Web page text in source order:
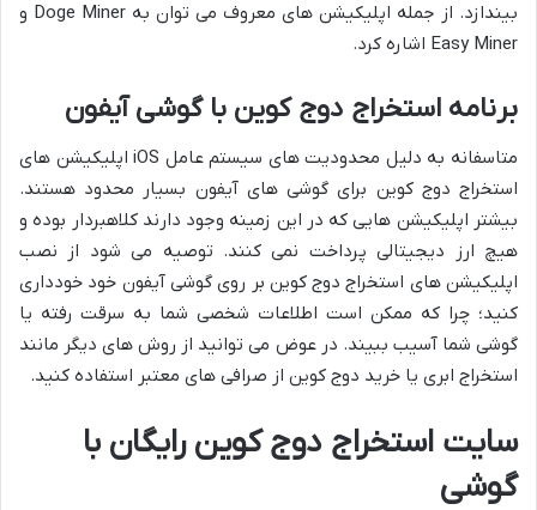
بیندازد. از جمله اپلیکیشن های معروف می توان به Doge Miner و
Easy Miner اشاره کرد.
برنامه استخراج دوج کوین با گوشی آیفون
متاسفانه به دلیل محدودیت های سیستم عامل iOS اپلیکیشن های
استخراج دوج کوین برای گوشی های آیفون بسیار محدود هستند.
بیشتر اپلیکیشن هایی که در این زمینه وجود دارند کلاهبردار بوده و
هیچ ارز دیجیتالی پرداخت نمی کنند. توصیه می شود از نصب
اپلیکیشن های استخراج دوج کوین بر روی گوشی آیفون خود خودداری
کنید؛ چرا که ممکن است اطلاعات شخصی شما به سرقت رفته یا
گوشی شما آسیب ببیند. در عوض می توانید از روش های دیگر مانند
استخراج ابری یا خرید دوج کوین از صرافی های معتبر استفاده کنید.
سایت استخراج دوج کوین رایگان با
گوشی